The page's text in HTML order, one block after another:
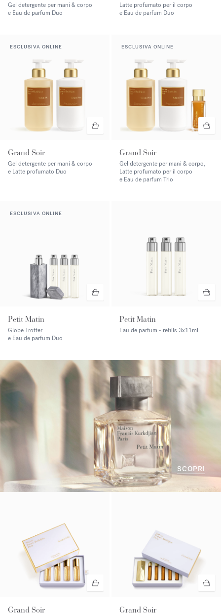
Gel detergente per mani & corpo
e Eau de parfum Duo
Latte profumato per il corpo
e Eau de parfum Duo
ESCLUSIVA ONLINE
Grand Soir
Gel detergente per mani & corpo
e Latte profumato Duo
ESCLUSIVA ONLINE
Grand Soir
Gel detergente per mani & corpo,
Latte profumato per il corpo
e Eau de parfum Trio
ESCLUSIVA ONLINE
Petit Matin
Globe Trotter
e Eau de parfum Duo
Petit Matin
Eau de parfum - refills 3x11ml
SCOPRI
Grand Soir Grand Soir